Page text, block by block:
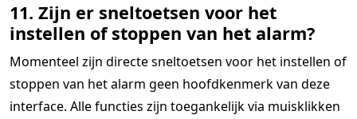
11. Zijn er sneltoetsen voor het
instellen of stoppen van het alarm?
Momenteel zijn directe sneltoetsen voor het instellen of
stoppen van het alarm geen hoofdkenmerk van deze
interface. Alle functies zijn toegankelijk via muisklikken